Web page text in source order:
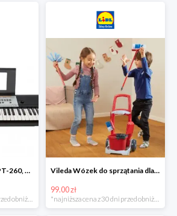
YAMAHA Keyboard YPT-260, 61 klawiszy
*najniższa cena z 30 dni przed obniżką
Vileda Wózek do sprzątania dla dzieci
99.00 zł
*najniższa cena z 30 dni przed obniżką